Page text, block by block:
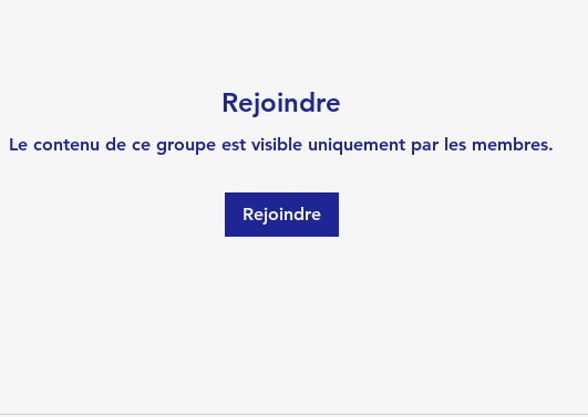
Rejoindre
Le contenu de ce groupe est visible uniquement par les membres.
Rejoindre